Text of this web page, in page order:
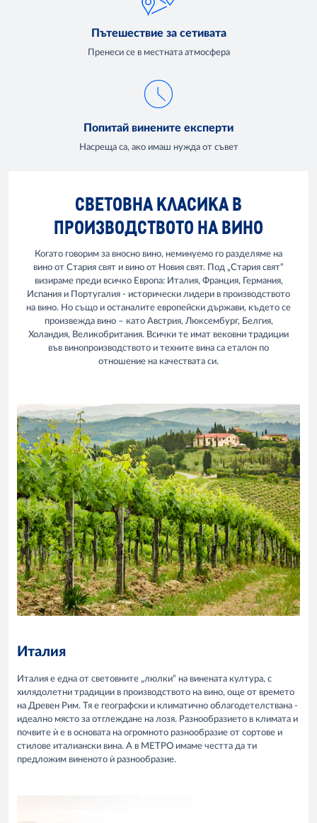
Пътешествие за сетивата
Пренеси се в местната атмосфера
Попитай винените експерти
Насреща са, ако имаш нужда от съвет
СВЕТОВНА КЛАСИКА В
ПРОИЗВОДСТВОТО НА ВИНО
Когато говорим за вносно вино, неминуемо го разделяме на
вино от Стария свят и вино от Новия свят. Под „Стария свят“
визираме преди всичко Европа: Италия, Франция, Германия,
Испания и Португалия - исторически лидери в производството
на вино. Но също и останалите европейски държави, където се
произвежда вино – като Австрия, Люксембург, Белгия,
Холандия, Великобритания. Всички те имат вековни традиции
във винопроизводството и техните вина са еталон по
отношение на качествата си.
Италия
Италия е една от световните „люлки“ на винената култура, с
хилядолетни традиции в производството на вино, още от времето
на Древен Рим. Тя е географски и климатично облагодетелствана -
идеално място за отглеждане на лозя. Разнообразието в климата и
почвите ѝ е в основата на огромното разнообразие от сортове и
стилове италиански вина. А в МЕТРО имаме честта да ти
предложим виненото ѝ разнообразие.